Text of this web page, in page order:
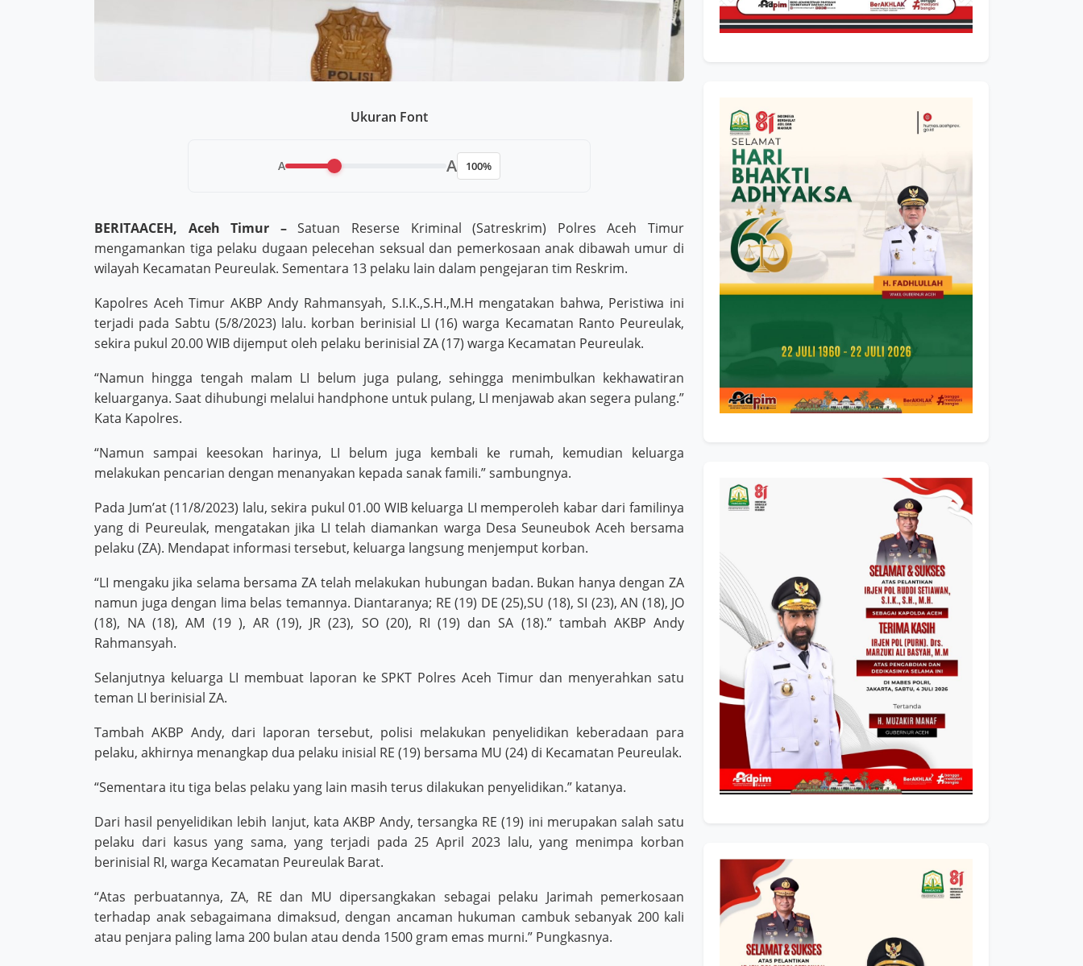
Ukuran Font
A A 100%
BERITAACEH, Aceh Timur –Satuan Reserse Kriminal (Satreskrim) Polres Aceh Timur
mengamankan tiga pelaku dugaan pelecehan seksual dan pemerkosaan anak dibawah umur di
wilayah Kecamatan Peureulak. Sementara 13 pelaku lain dalam pengejaran tim Reskrim.
Kapolres Aceh Timur AKBP Andy Rahmansyah, S.I.K.,S.H.,M.H mengatakan bahwa, Peristiwa ini
terjadi pada Sabtu (5/8/2023) lalu. korban berinisial LI (16) warga Kecamatan Ranto Peureulak,
sekira pukul 20.00 WIB dijemput oleh pelaku berinisial ZA (17) warga Kecamatan Peureulak.
“Namun hingga tengah malam LI belum juga pulang, sehingga menimbulkan kekhawatiran
keluarganya. Saat dihubungi melalui handphone untuk pulang, LI menjawab akan segera pulang.”
Kata Kapolres.
“Namun sampai keesokan harinya, LI belum juga kembali ke rumah, kemudian keluarga
melakukan pencarian dengan menanyakan kepada sanak famili.” sambungnya.
Pada Jum’at (11/8/2023) lalu, sekira pukul 01.00 WIB keluarga LI memperoleh kabar dari familinya
yang di Peureulak, mengatakan jika LI telah diamankan warga Desa Seuneubok Aceh bersama
pelaku (ZA). Mendapat informasi tersebut, keluarga langsung menjemput korban.
“LI mengaku jika selama bersama ZA telah melakukan hubungan badan. Bukan hanya dengan ZA
namun juga dengan lima belas temannya. Diantaranya; RE (19) DE (25),SU (18), SI (23), AN (18), JO
(18), NA (18), AM (19 ), AR (19), JR (23), SO (20), RI (19) dan SA (18).” tambah AKBP Andy
Rahmansyah.
Selanjutnya keluarga LI membuat laporan ke SPKT Polres Aceh Timur dan menyerahkan satu
teman LI berinisial ZA.
Tambah AKBP Andy, dari laporan tersebut, polisi melakukan penyelidikan keberadaan para
pelaku, akhirnya menangkap dua pelaku inisial RE (19) bersama MU (24) di Kecamatan Peureulak.
“Sementara itu tiga belas pelaku yang lain masih terus dilakukan penyelidikan.” katanya.
Dari hasil penyelidikan lebih lanjut, kata AKBP Andy, tersangka RE (19) ini merupakan salah satu
pelaku dari kasus yang sama, yang terjadi pada 25 April 2023 lalu, yang menimpa korban
berinisial RI, warga Kecamatan Peureulak Barat.
“Atas perbuatannya, ZA, RE dan MU dipersangkakan sebagai pelaku Jarimah pemerkosaan
terhadap anak sebagaimana dimaksud, dengan ancaman hukuman cambuk sebanyak 200 kali
atau penjara paling lama 200 bulan atau denda 1500 gram emas murni.” Pungkasnya.